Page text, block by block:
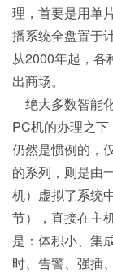
理，首要是用单
播系统全盘置于
从2000年起，各
出商场。
绝大多数智能
PC机的办理之
仍然是惯例的，
的系列，则是由
机）虚拟了系统
节），直接在主
是：体积小、集
时、告警、强插